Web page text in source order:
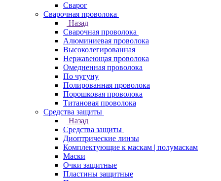
Сварог
Сварочная проволока
Назад
Сварочная проволока
Алюминиевая проволока
Высоколегированная
Нержавеющая проволока
Омедненная проволока
По чугуну
Полированная проволока
Порошковая проволока
Титановая проволока
Средства защиты
Назад
Средства защиты
Диоптрические линзы
Комплектующие к маскам | полумаскам
Маски
Очки защитные
Пластины защитные